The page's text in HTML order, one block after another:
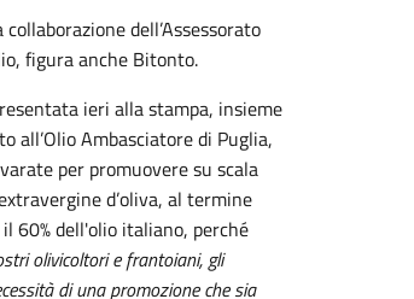
dell’Assessorato
figura anche Bitonto.
ieri alla stampa, insieme
all’Olio Ambasciatore di Puglia,
per promuovere su scala
d’oliva, al termine
60% dell'olio italiano, perché
olivicoltori e frantoiani, gli
di una promozione che sia